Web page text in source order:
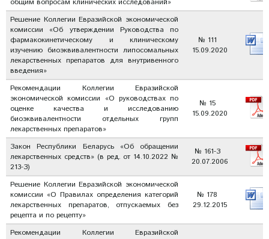
общим вопросам клинических исследований»
Решение Коллегии Евразийской экономической
комиссии «Об утверждении Руководства по
фармакокинетическому и клиническому
изучению биоэквивалентности липосомальных
лекарственных препаратов для внутривенного
введения»
№ 111
15.09.2020
Рекомендации Коллегии Евразийской
экономической комиссии «О руководствах по
оценке качества и исследованию
биоэквивалентности отдельных групп
лекарственных препаратов»
№ 15
15.09.2020
Закон Республики Беларусь «Об обращении
лекарственных средств» (в ред. от 14.10.2022 №
213-З)
№ 161-З
20.07.2006
Решение Коллегии Евразийской экономической
комиссии «О Правилах определения категорий
лекарственных препаратов, отпускаемых без
рецепта и по рецепту»
№ 178
29.12.2015
Рекомендации Коллегии Евразийской